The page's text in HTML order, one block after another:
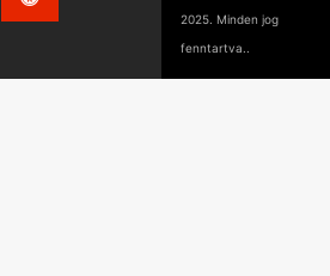
2025. Minden jog
fenntartva..